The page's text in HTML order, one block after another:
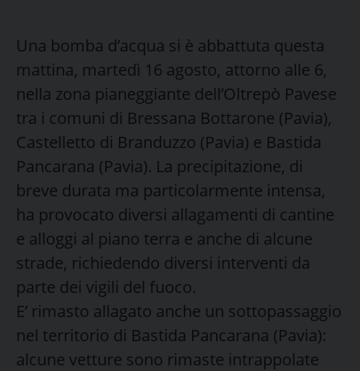
Una bomba d’acqua si è abbattuta questa
mattina, martedì 16 agosto, attorno alle 6,
nella zona pianeggiante dell’Oltrepò Pavese
tra i comuni di Bressana Bottarone (Pavia),
Castelletto di Branduzzo (Pavia) e Bastida
Pancarana (Pavia). La precipitazione, di
breve durata ma particolarmente intensa,
ha provocato diversi allagamenti di cantine
e alloggi al piano terra e anche di alcune
strade, richiedendo diversi interventi da
parte dei vigili del fuoco.
E’ rimasto allagato anche un sottopassaggio
nel territorio di Bastida Pancarana (Pavia):
alcune vetture sono rimaste intrappolate